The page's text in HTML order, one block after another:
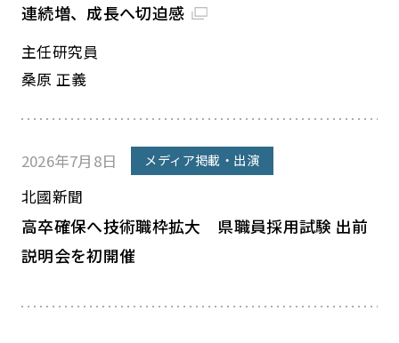
連続増、成長へ切迫感
主任研究員
桑原 正義
2026年7月8日 メディア掲載・出演
北國新聞
高卒確保へ技術職枠拡大 県職員採用試験 出前
説明会を初開催